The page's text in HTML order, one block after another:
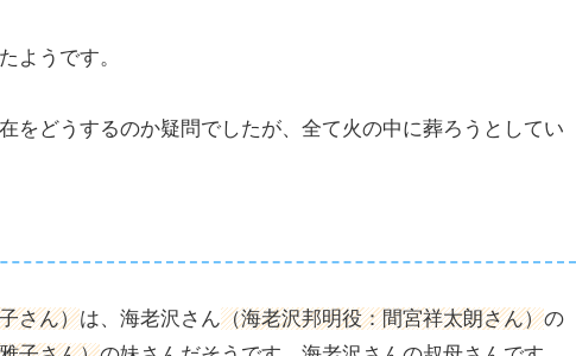
ようです。
をどうするのか疑問でしたが、全て火の中に葬ろうとしてい
さん）は、海老沢さん（海老沢邦明役：間宮祥太朗さん）の